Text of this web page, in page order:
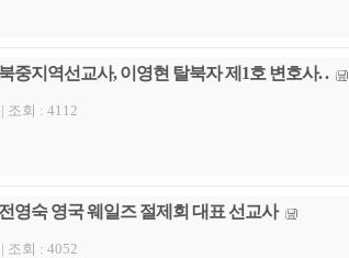
중지역선교사, 이영현 탈북자 제1호 변호사. .
조회 : 4112
영숙 영국 웨일즈 절제회 대표 선교사
조회 : 4052